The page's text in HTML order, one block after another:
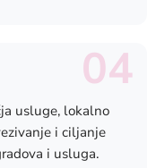
04
usluge, lokalno
i ciljanje
i usluga.